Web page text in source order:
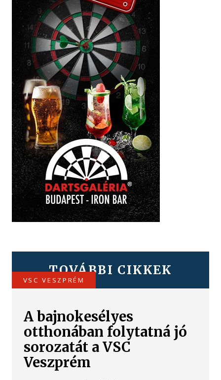
TOVÁBBI CIKKEK
VSC VESZPRÉM
A bajnokesélyes
otthonában folytatná jó
sorozatát a VSC
Veszprém